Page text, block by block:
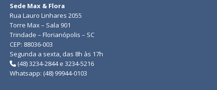
Sede Max & Flora
Rua Lauro Linhares 2055
Torre Max – Sala 901
Trindade – Florianópolis – SC
CEP: 88036-003
Segunda a sexta, das 8h às 17h
(48) 3234-2844 e 3234-5216
Whatsapp: (48) 99944-0103